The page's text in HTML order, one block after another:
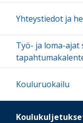
Yhteystiedot ja
Työ- ja loma-ajat
Kouluruokailu